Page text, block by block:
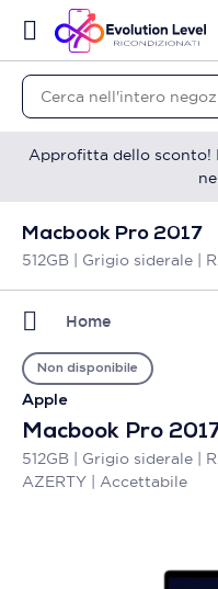
Approfitta dello sconto!
Macbook Pro 2017
Home
Apple
Macbook Pro
512GB | Grigio siderale |
AZERTY | Accettabile
Non disponibile